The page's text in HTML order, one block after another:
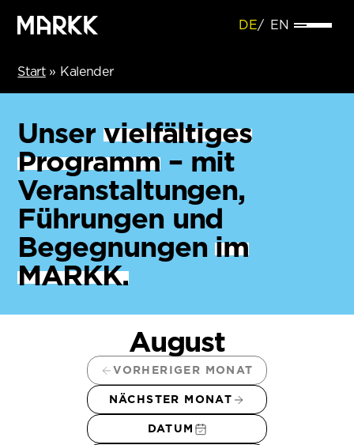
DE EN
Start» Kalender
Unser vielfältiges
Programm– mit
Veranstaltungen,
Führungen und
Begegnungenim
MARKK.
August
VORHERIGER MONAT
NÄCHSTER MONAT
DATUM